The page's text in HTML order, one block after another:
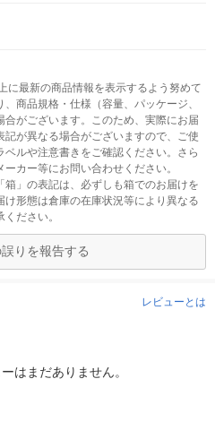
に最新の商品情報を表示するよう努めて
商品規格・仕様（容量、パッケージ、
がございます。このため、実際にお届
が異なる場合がございますので、ご使
ルや注意書きをご確認ください。さら
カー等にお問い合わせください。
」の表記は、必ずしも箱でのお届けを
形態は倉庫の在庫状況等により異なる
ださい。
りを報告する
レビューとは
はまだありません。